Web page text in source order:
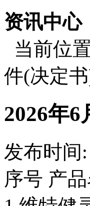
资讯中心
当前位置
件(决定
2026年
发布时间:
序号 产